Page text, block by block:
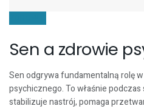
Sen a zdrowie
Sen odgrywa fundamentalną rolę
psychicznego. To właśnie
stabilizuje nastrój, pomaga